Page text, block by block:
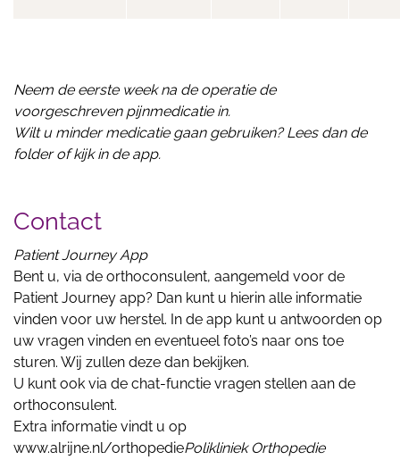
Neem de eerste week na de operatie de
voorgeschreven pijnmedicatie in.
Wilt u minder medicatie gaan gebruiken? Lees dan de
folder of kijk in de app.
Contact
Patient Journey App
Bent u, via de orthoconsulent, aangemeld voor de
Patient Journey app? Dan kunt u hierin alle informatie
vinden voor uw herstel. In de app kunt u antwoorden op
uw vragen vinden en eventueel foto’s naar ons toe
sturen. Wij zullen deze dan bekijken.
U kunt ook via de chat-functie vragen stellen aan de
orthoconsulent.
Extra informatie vindt u op
www.alrijne.nl/orthopediePolikliniek Orthopedie